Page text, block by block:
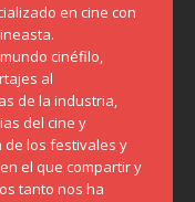
en cine con
cinéfilo,
al
de la industria,
del cine y
de los festivales y
el que compartir y
tanto nos ha